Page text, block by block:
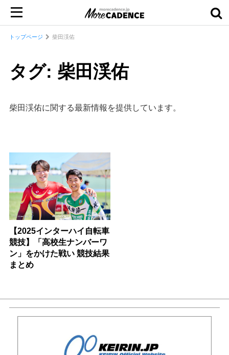
トップページ 柴田渓佑
タグ: 柴田渓佑
柴田渓佑に関する最新情報を提供しています。
【2025インターハイ自転車
競技】「高校生ナンバーワ
ン」をかけた戦い 競技結果
まとめ